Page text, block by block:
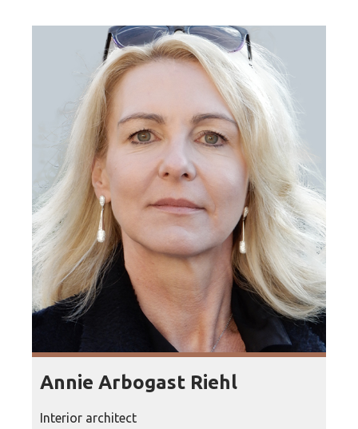
Annie Arbogast Riehl
Interior architect